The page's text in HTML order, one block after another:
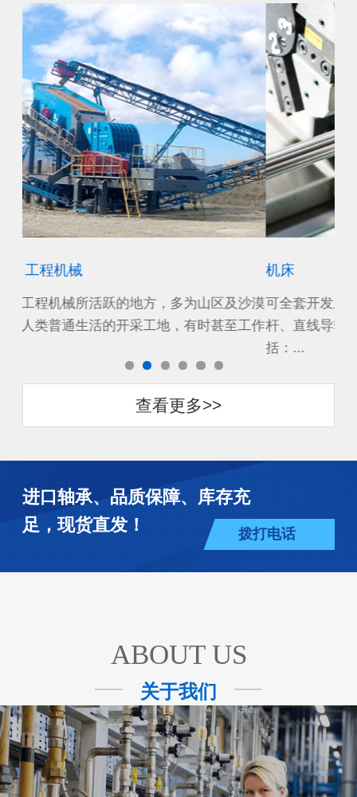
机床
可全套开发及提供机床所需元配件（即轴承、滚珠丝
杆、直线导轨、电主轴）产品。 机床专用产品包
查看更多>>
进口轴承、品质保障、库存充
足，现货直发！
拨打电话
ABOUT US
关于我们